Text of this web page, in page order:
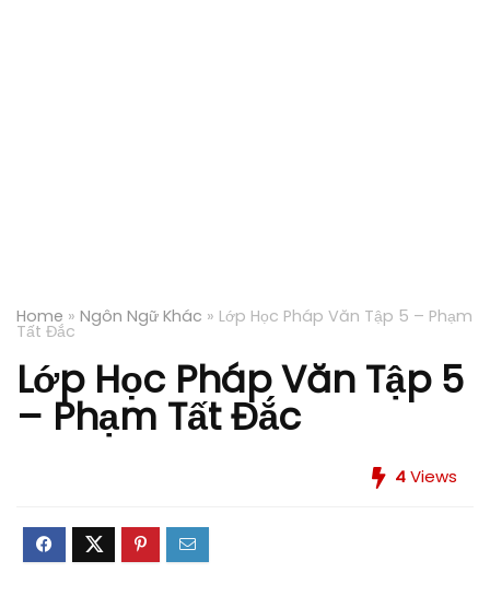
Home » Ngôn Ngữ Khác » Lớp Học Pháp Văn Tập 5 – Phạm
Tất Đắc
Lớp Học Pháp Văn Tập 5
– Phạm Tất Đắc
4Views